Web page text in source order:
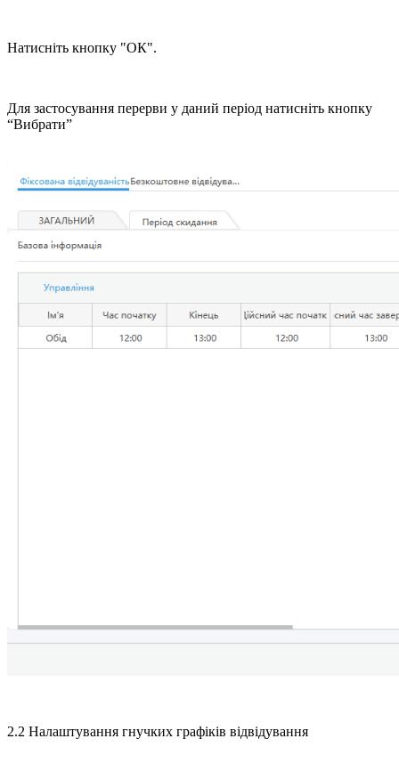
Натисніть кнопку "ОК".
Для застосування перерви у даний період натисніть кнопку
“Вибрати”
2.2 Налаштування гнучких графіків відвідування